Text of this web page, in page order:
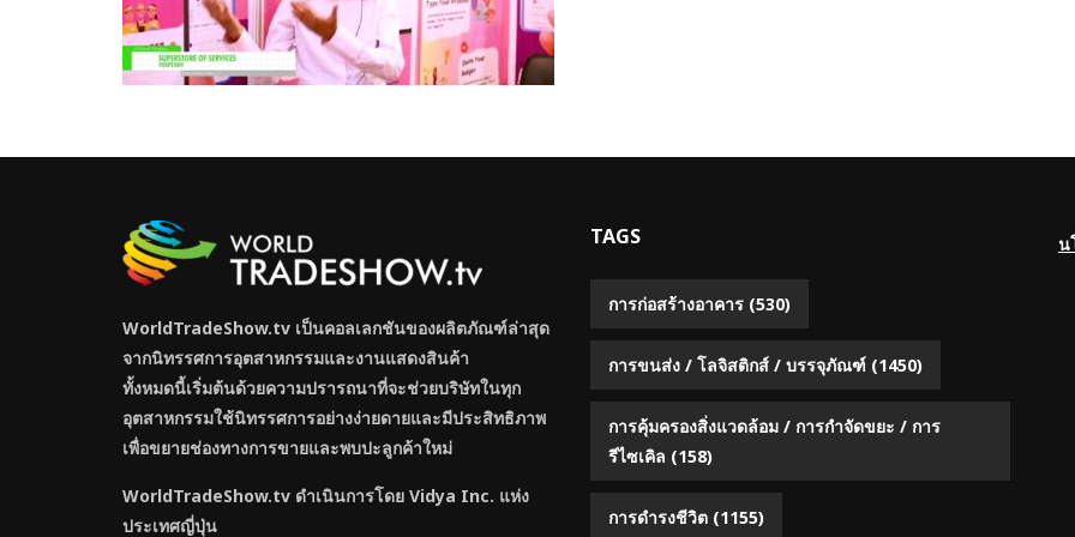
WorldTradeShow.tv เป็นคอลเลกชันของผลิตภัณฑ์ล่าสุด
จากนิทรรศการอุตสาหกรรมและงานแสดงสินค้า
ทั้งหมดนี้เริ่มต้นด้วยความปรารถนาที่จะช่วยบริษัทในทุก
อุตสาหกรรมใช้นิทรรศการอย่างง่ายดายและมีประสิทธิภาพ
เพื่อขยายช่องทางการขายและพบปะลูกค้าใหม่
WorldTradeShow.tv ดำเนินการโดย Vidya Inc. แห่ง
ประเทศญี่ปุ่น
TAGS
การก่อสร้างอาคาร (530)
การขนส่ง / โลจิสติกส์ / บรรจุภัณฑ์ (1450)
การคุ้มครองสิ่งแวดล้อม / การกำจัดขยะ / การ
รีไซเคิล (158)
การดำรงชีวิต (1155)
น